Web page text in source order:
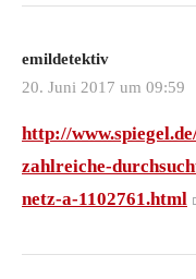
emildetektiv
20. Juni 2017 um 09:59
http://
zahlreiche-
netz-a-1102761.html